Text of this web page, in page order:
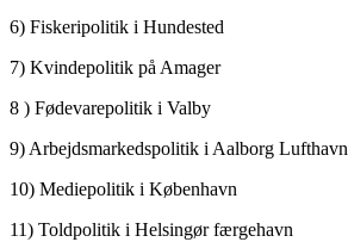
6) Fiskeripolitik i Hundested
7) Kvindepolitik på Amager
8 ) Fødevarepolitik i Valby
9) Arbejdsmarkedspolitik i Aalborg Lufthavn
10) Mediepolitik i København
11) Toldpolitik i Helsingør færgehavn